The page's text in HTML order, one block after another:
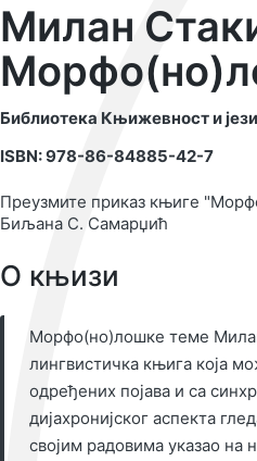
Милан
Библиотека Књижевност и
ISBN: 978-86-84885-42-7
Преузмите приказ књиге
Биљана С. Самарџић
О књизи
Морфо(но)лошке теме
лингвистичка књига која
одређених појава и са
дијахронијског аспекта
својим радовима указао на